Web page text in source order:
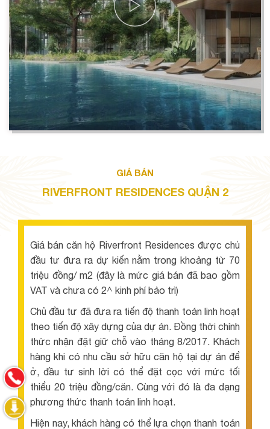
GIÁ BÁN
RIVERFRONT RESIDENCES QUẬN 2
Giá bán căn hộ Riverfront Residences được chủ
đầu tư đưa ra dự kiến nằm trong khoảng từ 70
triệu đồng/ m2 (đây là mức giá bán đã bao gồm
VAT và chưa có 2^ kinh phí bảo trì)
Chủ đầu tư đã đưa ra tiến độ thanh toán linh hoạt
theo tiến độ xây dựng của dự án. Đồng thời chính
thức nhận đặt giữ chỗ vào tháng 8/2017. Khách
hàng khi có nhu cầu sở hữu căn hộ tại dự án để
ở, đầu tư sinh lời có thể đặt cọc với mức tối
thiểu 20 triệu đồng/căn. Cùng với đó là đa dạng
phương thức thanh toán linh hoạt.
Hiện nay, khách hàng có thể lựa chọn thanh toán